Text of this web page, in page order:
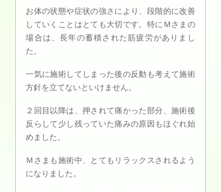
お体の状態や症状の強さにより、段階的に改善
していくことはとても大切です。特にＭさまの
場合は、長年の蓄積された筋疲労がありまし
た。
一気に施術してしまった後の反動も考えて施術
方針を立てないといけません。
２回目以降は、押されて痛かった部分、施術後
反らして少し残っていた痛みの原因もほぐれ始
めました。
Ｍさまも施術中、とてもリラックスされるよう
になりました。